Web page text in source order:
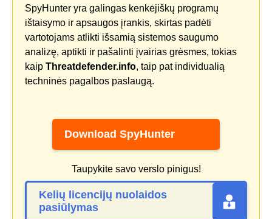
SpyHunter yra galingas kenkėjiškų programų
ištaisymo ir apsaugos įrankis, skirtas padėti
vartotojams atlikti išsamią sistemos saugumo
analizę, aptikti ir pašalinti įvairias grėsmes, tokias
kaip Threatdefender.info, taip pat individualią
techninės pagalbos paslaugą.
Download SpyHunter
Taupykite savo verslo pinigus!
Kelių licencijų nuolaidos
pasiūlymas